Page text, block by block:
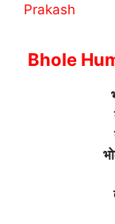
Prakash
Bhole